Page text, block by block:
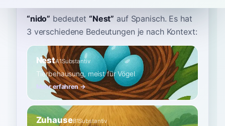
“nido” bedeutet “Nest” auf Spanisch. Es hat
3 verschiedene Bedeutungen je nach Kontext:
NestA1Substantiv
Tierbehausung, meist für Vögel
Mehr erfahren →
ZuhauseB1Substantiv